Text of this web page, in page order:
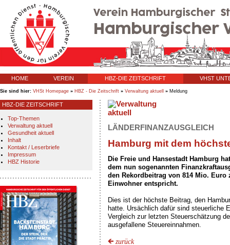
HOME VEREIN HBZ-DIE ZEITSCHRIFT VHST
Sie sind hier: VHSt Homepage » HBZ - Die Zeitschrift » Verwaltung aktuell » Meldung
HBZ-DIE ZEITSCHRIFT
Top-Themen
Verwaltung aktuell
Gesundheit aktuell
Inhalt
Kontakt / Leserbriefe
Impressum
HBZ Historie
LÄNDERFINANZAUSGLEICH
Hamburg mit dem
Die Freie und Hansestadt Hamburg
dem nun sogenannten
den Rekordbeitrag von 814 Mio. Euro
Einwohner entspricht.
Dies ist der höchste Beitrag, den
hatte. Ursächlich dafür sind steuerliche
Vergleich zur letzten Steuerschätzung
ausgefallene Steuereinnahmen.
zurück